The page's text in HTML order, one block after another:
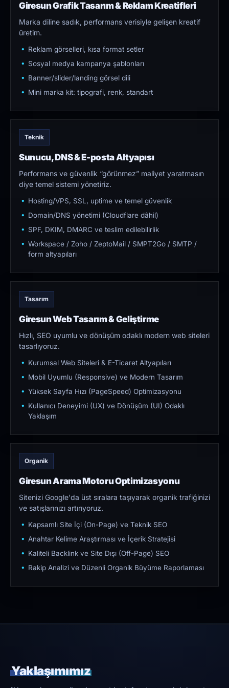
Giresun Grafik Tasarım & Reklam Kreatifleri
Marka diline sadık, performans verisiyle gelişen kreatif
üretim.
Reklam görselleri, kısa format setler
Sosyal medya kampanya şablonları
Banner/slider/landing görsel dili
Mini marka kit: tipografi, renk, standart
Teknik
Sunucu, DNS & E-posta Altyapısı
Performans ve güvenlik “görünmez” maliyet yaratmasın
diye temel sistemi yönetiriz.
Hosting/VPS, SSL, uptime ve temel güvenlik
Domain/DNS yönetimi (Cloudflare dâhil)
SPF, DKIM, DMARC ve teslim edilebilirlik
Workspace / Zoho / ZeptoMail / SMPT2Go / SMTP /
form altyapıları
Tasarım
Giresun Web Tasarım & Geliştirme
Hızlı, SEO uyumlu ve dönüşüm odaklı modern web siteleri
tasarlıyoruz.
Kurumsal Web Siteleri & E-Ticaret Altyapıları
Mobil Uyumlu (Responsive) ve Modern Tasarım
Yüksek Sayfa Hızı (PageSpeed) Optimizasyonu
Kullanıcı Deneyimi (UX) ve Dönüşüm (UI) Odaklı
Yaklaşım
Organik
Giresun Arama Motoru Optimizasyonu
Sitenizi Google'da üst sıralara taşıyarak organik trafiğinizi
ve satışlarınızı artırıyoruz.
Kapsamlı Site İçi (On-Page) ve Teknik SEO
Anahtar Kelime Araştırması ve İçerik Stratejisi
Kaliteli Backlink ve Site Dışı (Off-Page) SEO
Rakip Analizi ve Düzenli Organik Büyüme Raporlaması
Yaklaşımımız